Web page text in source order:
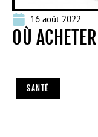
16 août 2022
OÙ
SANTÉ